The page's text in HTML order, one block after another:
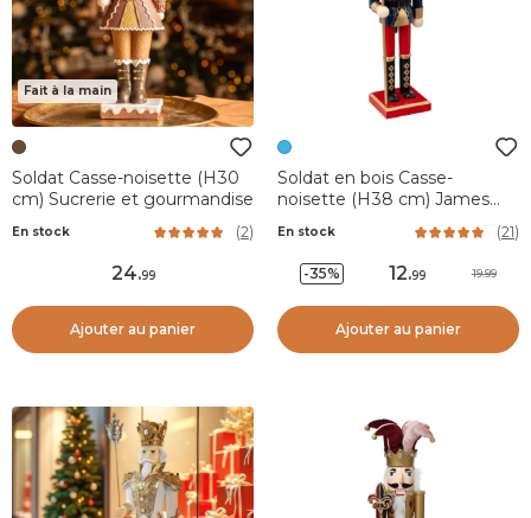
Fait à la main
Soldat Casse-noisette (H30
cm) Sucrerie et gourmandise
En stock (2)
24.99
Ajouter au panier
Soldat en bois Casse-
noisette (H38 cm) James
En stock (21)
-35% 12.99 19.99
Ajouter au panier